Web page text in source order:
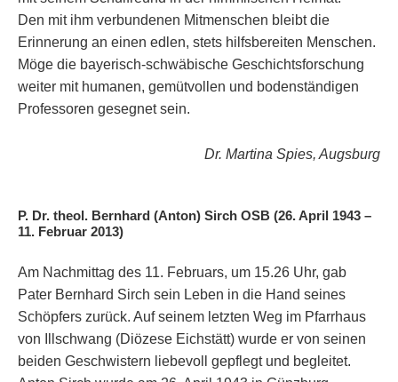
Den mit ihm verbundenen Mitmenschen bleibt die
Erinnerung an einen edlen, stets hilfsbereiten Menschen.
Möge die bayerisch-schwäbische Geschichtsforschung
weiter mit humanen, gemütvollen und bodenständigen
Professoren gesegnet sein.
Dr. Martina Spies, Augsburg
P. Dr. theol. Bernhard (Anton) Sirch OSB (26. April 1943 –
11. Februar 2013)
Am Nachmittag des 11. Februars, um 15.26 Uhr, gab
Pater Bernhard Sirch sein Leben in die Hand seines
Schöpfers zurück. Auf seinem letzten Weg im Pfarrhaus
von Illschwang (Diözese Eichstätt) wurde er von seinen
beiden Geschwistern liebevoll gepflegt und begleitet.